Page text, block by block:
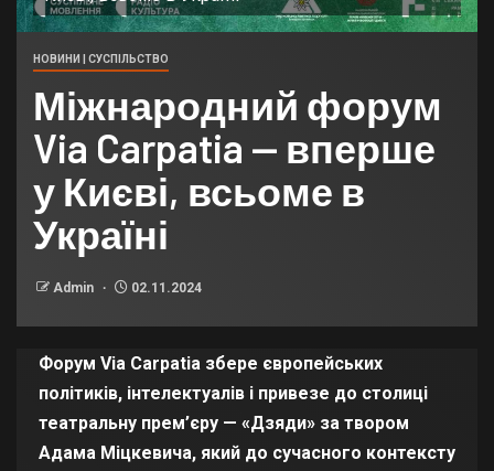
НОВИНИ | СУСПІЛЬСТВО
Міжнародний форум
Via Carpatia — вперше
у Києві, всьоме в
Україні
Admin 02.11.2024
Форум Via Carpatia збере європейських
політиків, інтелектуалів і привезе до столиці
театральну прем’єру — «Дзяди» за твором
Адама Міцкевича, який до сучасного контексту